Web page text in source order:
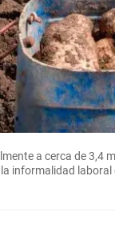
a cerca de 3,4
informalidad laboral